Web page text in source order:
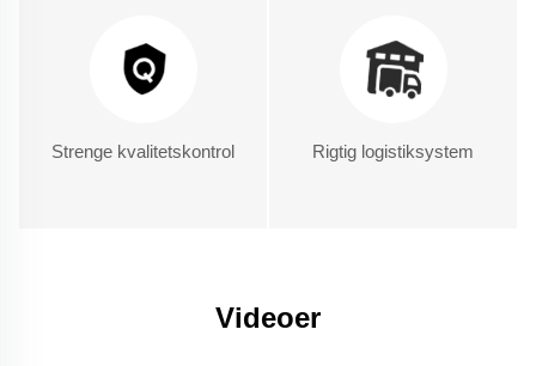
Strenge kvalitetskontrol Rigtig logistiksystem
Videoer